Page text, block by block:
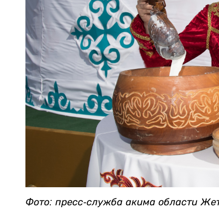
Фото: пресс-служба акима области